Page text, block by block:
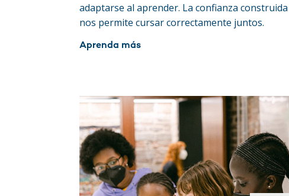
adaptarse al aprender. La confianza
nos permite cursar correctamente juntos.
Aprenda más